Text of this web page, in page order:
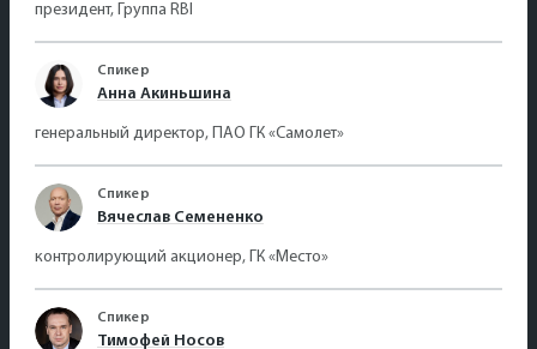
президент, Группа RBI
Спикер
Анна Акиньшина
генеральный директор, ПАО ГК «Самолет»
Спикер
Вячеслав Семененко
контролирующий акционер, ГК «Место»
Спикер
Тимофей Носов